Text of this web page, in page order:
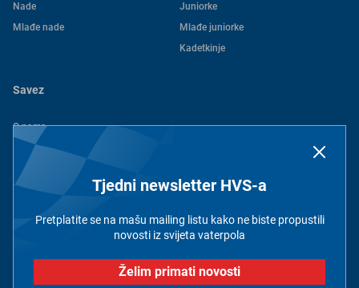
Nade
Mlađe nade
Juniorke
Mlađe juniorke
Kadetkinje
Savez
O nama
Povijest
Kontakt
Dokumenti
Tjedni newsletter HVS-a
Pretplatite se na mašu mailing listu kako ne biste propustili
novosti iz svijeta vaterpola
Želim primati novosti